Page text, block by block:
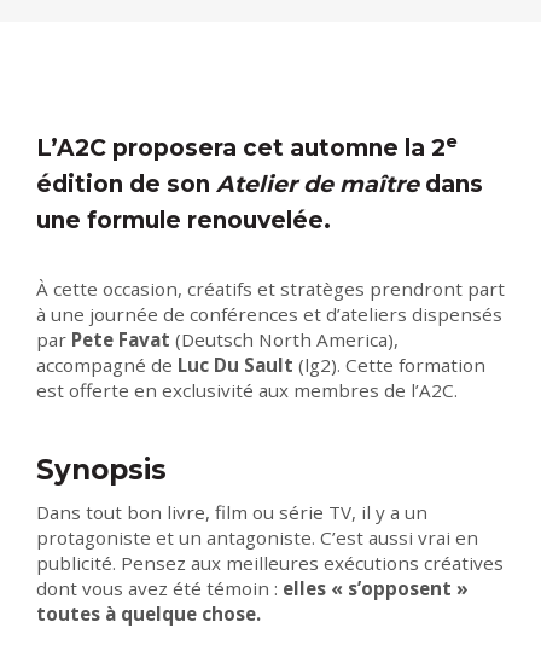
L’A2C proposera cet automne la 2e
édition de son Atelier de maître dans
une formule renouvelée.
À cette occasion, créatifs et stratèges prendront part
à une journée de conférences et d’ateliers dispensés
par Pete Favat (Deutsch North America),
accompagné de Luc Du Sault (lg2). Cette formation
est offerte en exclusivité aux membres de l’A2C.
Synopsis
Dans tout bon livre, film ou série TV, il y a un
protagoniste et un antagoniste. C’est aussi vrai en
publicité. Pensez aux meilleures exécutions créatives
dont vous avez été témoin : elles « s’opposent »
toutes à quelque chose.